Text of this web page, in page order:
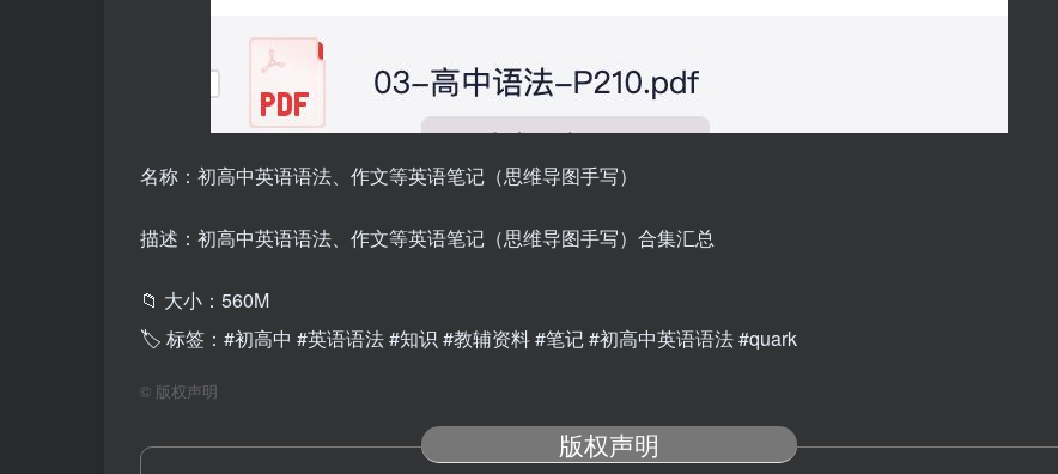
名称：初高中英语语法、作文等英语笔记（思维导图手写）
描述：初高中英语语法、作文等英语笔记（思维导图手写）合集汇总
📁 大小：560M
🏷 标签：#初高中 #英语语法 #知识 #教辅资料 #笔记 #初高中英语语法 #quark
© 版权声明
版权声明